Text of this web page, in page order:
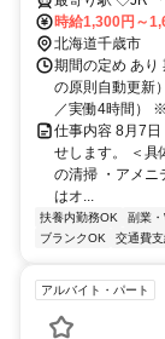
時給1,300円～
北海道千歳市
期間の定め あり
の原則自動更新
／実働4時間）
仕事内容 8月7
せします。 ＜具
の清掃 ・アメニ
はオ...
扶養内勤務OK 副業
ブランクOK
交通費
アルバイト・パート